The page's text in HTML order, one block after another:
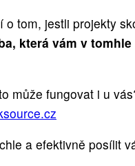
o tom, jestli projekty
která vám v
může fungovat i u
a efektivně posílit